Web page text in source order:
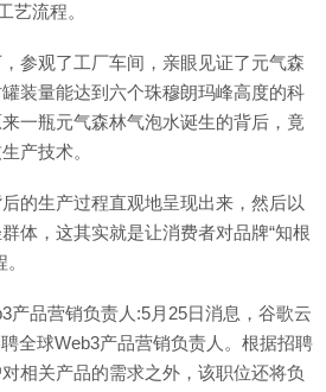
艺流程。
参观了工厂车间，亲眼见证了元气森
装量能达到六个珠穆朗玛峰高度的科
一瓶元气森林气泡水诞生的背后，竟
产技术。
的生产过程直观地呈现出来，然后以
体，这其实就是让消费者对品牌“知根
产品营销负责人:5月25日消息，谷歌云
聘全球Web3产品营销负责人。根据招聘
相关产品的需求之外，该职位还将负